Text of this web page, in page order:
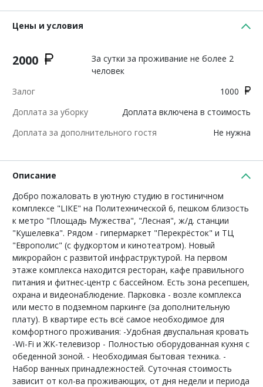
Цены и условия
2000
За сутки за проживание не более 2
человек
Залог
1000
Доплата за уборку
Доплата включена в стоимость
Доплата за дополнительного гостя
Не нужна
Описание
Добро пожаловать в уютную студию в гостиничном
комплексе "LIКЕ" на Политехнической 6, пешком близость
к метро "Площадь Мужества", "Лесная", ж/д. станции
"Кушелевка". Рядом - гипермаркет "Перекрёсток" и ТЦ
"Европолис" (с фудкортом и кинотеатром). Новый
микрорайон с развитой инфраструктурой. На первом
этаже комплекса находится ресторан, кафе правильного
питания и фитнес-центр с бассейном. Есть зона ресепшен,
охрана и видеонаблюдение. Парковка - возле комплекса
или место в подземном паркинге (за дополнительную
плату). В квартире есть всё самое необходимое для
комфортного проживания: -Удобная двуспальная кровать
-Wi-Fi и ЖК-телевизор - Полностью оборудованная кухня с
обеденной зоной. - Необходимая бытовая техника. -
Набор ванных принадлежностей. Суточная стоимость
зависит от кол-ва проживающих, от дня недели и периода